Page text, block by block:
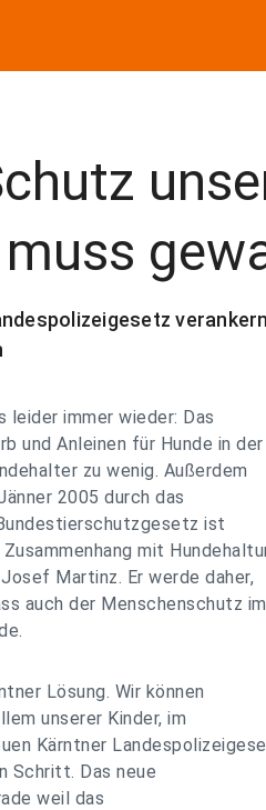
immer wieder: Das
und Anleinen für Hunde in der
zu wenig. Außerdem
2005 durch das
ist
mit
Martinz. Er werde daher,
auch der Menschenschutz im
Lösung. Wir können
unserer Kinder, im
Kärntner
Schritt. Das neue
weil das